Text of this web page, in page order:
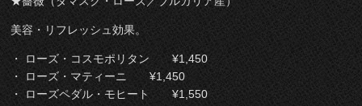
美容・リフレッシュ効果。
・ ローズ・コスモポリタン ¥1,450
・ ローズ・マティーニ ¥1,450
・ ローズペダル・モヒート ¥1,550